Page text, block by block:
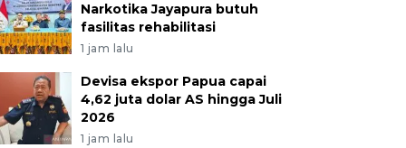
Narkotika Jayapura butuh
fasilitas rehabilitasi
1 jam lalu
Devisa ekspor Papua capai
4,62 juta dolar AS hingga Juli
2026
1 jam lalu